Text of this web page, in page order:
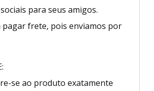
para seus amigos.
pagar frete, pois enviamos por
se ao produto exatamente